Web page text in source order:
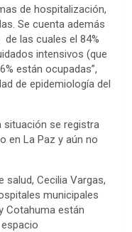
de hospitalización,
Se cuenta además
las cuales el 84%
intensivos (que
están ocupadas”,
de epidemiología del
situación se registra
en La Paz y aún no
salud, Cecilia Vargas,
municipales
Cotahuma están